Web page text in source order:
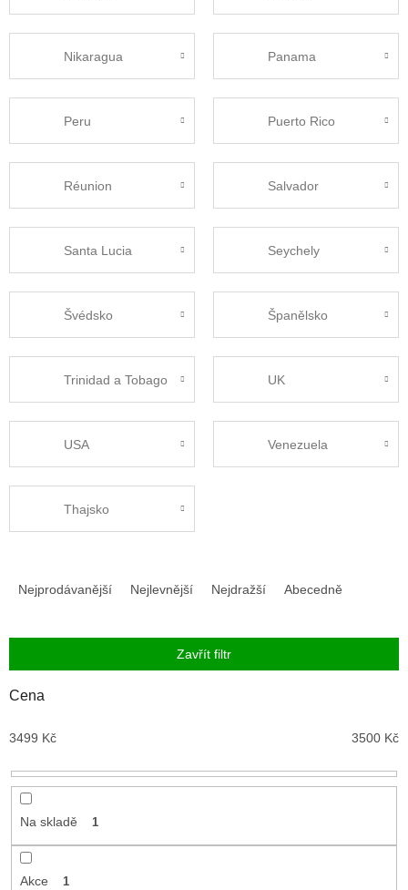
Nikaragua Panama
Peru Puerto Rico
Réunion Salvador
Santa Lucia Seychely
Švédsko Španělsko
Trinidad a Tobago UK
USA Venezuela
Thajsko
í
p
d
u
k
Nejprodávanější Nejlevnější Nejdražší Abecedně
Zavřít filtr
Cena
3499 Kč 3500 Kč
Na skladě 1
Akce 1